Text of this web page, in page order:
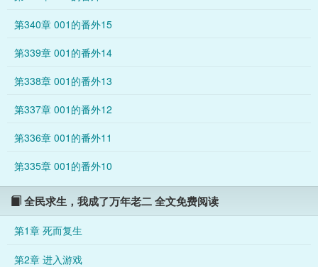
第340章 001的番外15
第339章 001的番外14
第338章 001的番外13
第337章 001的番外12
第336章 001的番外11
第335章 001的番外10
全民求生，我成了万年老二 全文免费阅读
第1章 死而复生
第2章 进入游戏